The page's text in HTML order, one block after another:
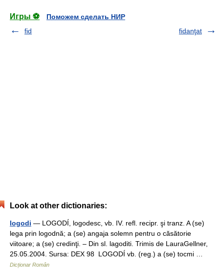
Игры ⚽
Поможем сделать НИР
fid
fidanţat
Look at other dictionaries:
logodi — LOGODÍ, logodesc, vb. IV. refl. recipr. şi tranz. A (se)
lega prin logodnă; a (se) angaja solemn pentru o căsătorie
viitoare; a (se) credinţi. – Din sl. lagoditi. Trimis de LauraGellner,
25.05.2004. Sursa: DEX 98 LOGODÍ vb. (reg.) a (se) tocmi …
Dicționar Român